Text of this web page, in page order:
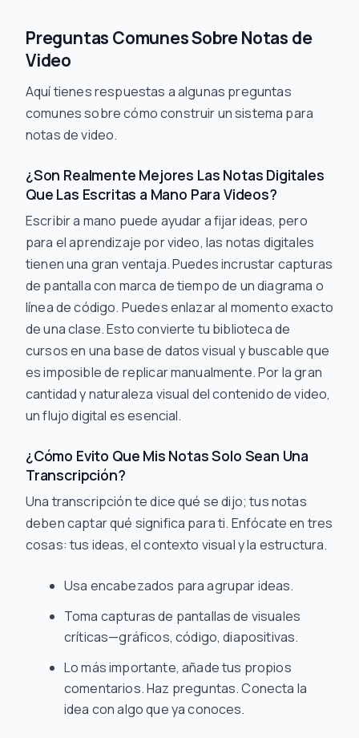
Preguntas Comunes Sobre Notas de
Video
Aquí tienes respuestas a algunas preguntas
comunes sobre cómo construir un sistema para
notas de video.
¿Son Realmente Mejores Las Notas Digitales
Que Las Escritas a Mano Para Videos?
Escribir a mano puede ayudar a fijar ideas, pero
para el aprendizaje por video, las notas digitales
tienen una gran ventaja. Puedes incrustar capturas
de pantalla con marca de tiempo de un diagrama o
línea de código. Puedes enlazar al momento exacto
de una clase. Esto convierte tu biblioteca de
cursos en una base de datos visual y buscable que
es imposible de replicar manualmente. Por la gran
cantidad y naturaleza visual del contenido de video,
un flujo digital es esencial.
¿Cómo Evito Que Mis Notas Solo Sean Una
Transcripción?
Una transcripción te dicequé se dijo; tus notas
deben captarqué significa para ti. Enfócate en tres
cosas: tus ideas, el contexto visual y la estructura.
Usa encabezados para agrupar ideas.
Toma capturas de pantallas de visuales
críticas—gráficos, código, diapositivas.
Lo más importante, añade tus propios
comentarios. Haz preguntas. Conecta la
idea con algo que ya conoces.